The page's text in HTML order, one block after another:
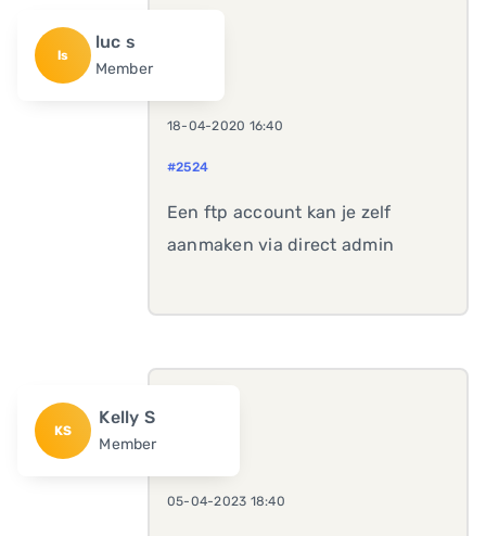
ls
luc s
Member
18-04-2020 16:40
#2524
Een ftp account kan je zelf
aanmaken via direct admin
KS
Kelly S
Member
05-04-2023 18:40